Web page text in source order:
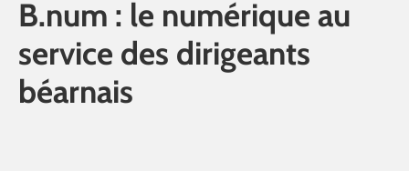
B.num : le numérique au
service des dirigeants
béarnais